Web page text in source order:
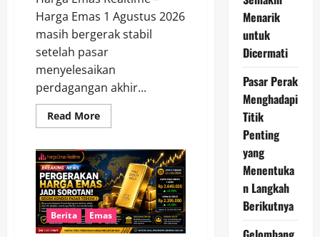
Harga Emas 1 Agustus 2026
masih bergerak stabil
setelah pasar
menyelesaikan
perdagangan akhir...
Read MoreRead
more
Emas
1
Agustus
2026
Masih
Stabil,
Pelaku
Pasar
Berita Emas
Menarik
untuk
Dicermati
Pasar Perak
Menghadapi
Titik
Penting
yang
Menentuka
n Langkah
Berikutnya